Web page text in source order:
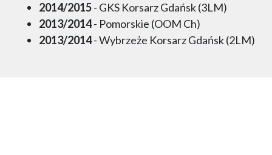
2014/2015- GKS Korsarz Gdańsk (3LM)
2013/2014- Pomorskie (OOM Ch)
2013/2014- Wybrzeże Korsarz Gdańsk (2LM)